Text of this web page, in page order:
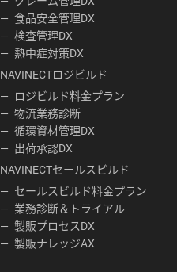
食品安全管理DX
検査管理DX
熱中症対策DX
NAVINECTロジビルド
ロジビルド料金プラン
物流業務診断
循環資材管理DX
出荷承認DX
NAVINECTセールスビルド
セールスビルド料金プラン
業務診断＆トライアル
製販プロセスDX
製販ナレッジAX